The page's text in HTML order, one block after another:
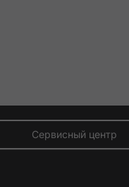
Сервисный центр